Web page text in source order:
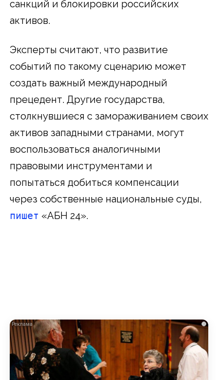
санкций и блокировки российских
активов.
Эксперты считают, что развитие
событий по такому сценарию может
создать важный международный
прецедент. Другие государства,
столкнувшиеся с замораживанием своих
активов западными странами, могут
воспользоваться аналогичными
правовыми инструментами и
попытаться добиться компенсации
через собственные национальные суды,
пишет «АБН 24».
i